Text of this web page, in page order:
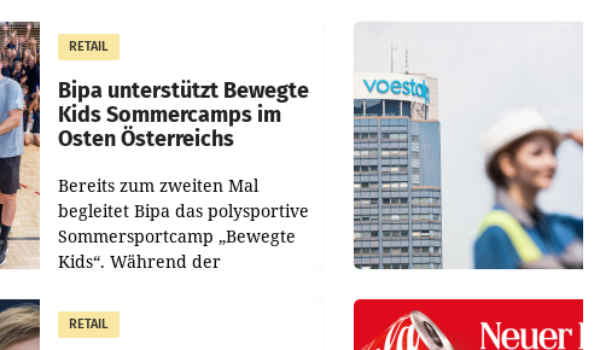
im Justizministerium, Christian
Pilnacek, auf sensible
RETAIL
Bipa unterstützt Bewegte
Kids Sommercamps im
Osten Österreichs
Bereits zum zweiten Mal
begleitet Bipa das polysportive
Sommersportcamp „Bewegte
Kids“. Während der
Juli und August versorgt das
Unternehmen Kinder sowie
RETAIL